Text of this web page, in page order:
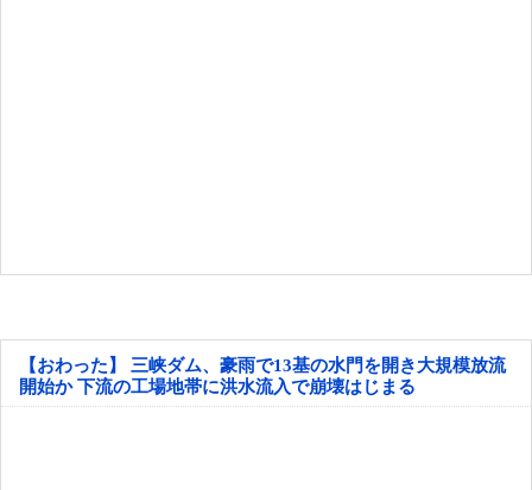
【おわった】 三峡ダム、豪雨で13基の水門を開き大規模放流
開始か 下流の工場地帯に洪水流入で崩壊はじまる